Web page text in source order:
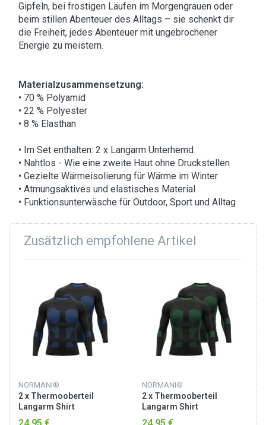
Gipfeln, bei frostigen Läufen im Morgengrauen oder
beim stillen Abenteuer des Alltags – sie schenkt dir
die Freiheit, jedes Abenteuer mit ungebrochener
Energie zu meistern.
Materialzusammensetzung:
• 70 % Polyamid
• 22 % Polyester
• 8 % Elasthan
• Im Set enthalten: 2 x Langarm Unterhemd
• Nahtlos - Wie eine zweite Haut ohne Druckstellen
• Gezielte Wärmeisolierung für Wärme im Winter
• Atmungsaktives und elastisches Material
• Funktionsunterwäsche für Outdoor, Sport und Alltag
Zusätzlich empfohlene Artikel
NORMANI®
2 x Thermooberteil
Langarm Shirt
Skiunterwäsche für Herren
24,95 €
NORMANI®
2 x Thermooberteil
Langarm Shirt
Skiunterwäsche für Herren
24,95 €